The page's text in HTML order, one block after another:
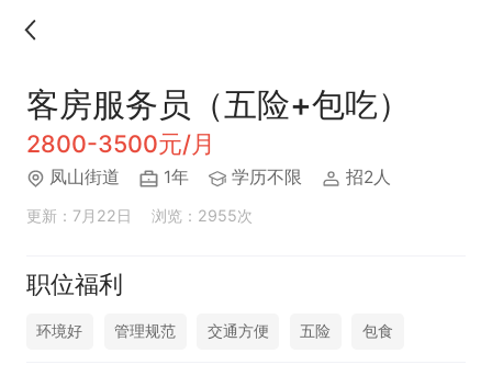
客房服务员（五险+包吃）
2800-3500元/月
凤山街道 1年 学历不限 招2人
更新：7月22日 浏览：2955次
职位福利
环境好 管理规范 交通方便 五险 包食